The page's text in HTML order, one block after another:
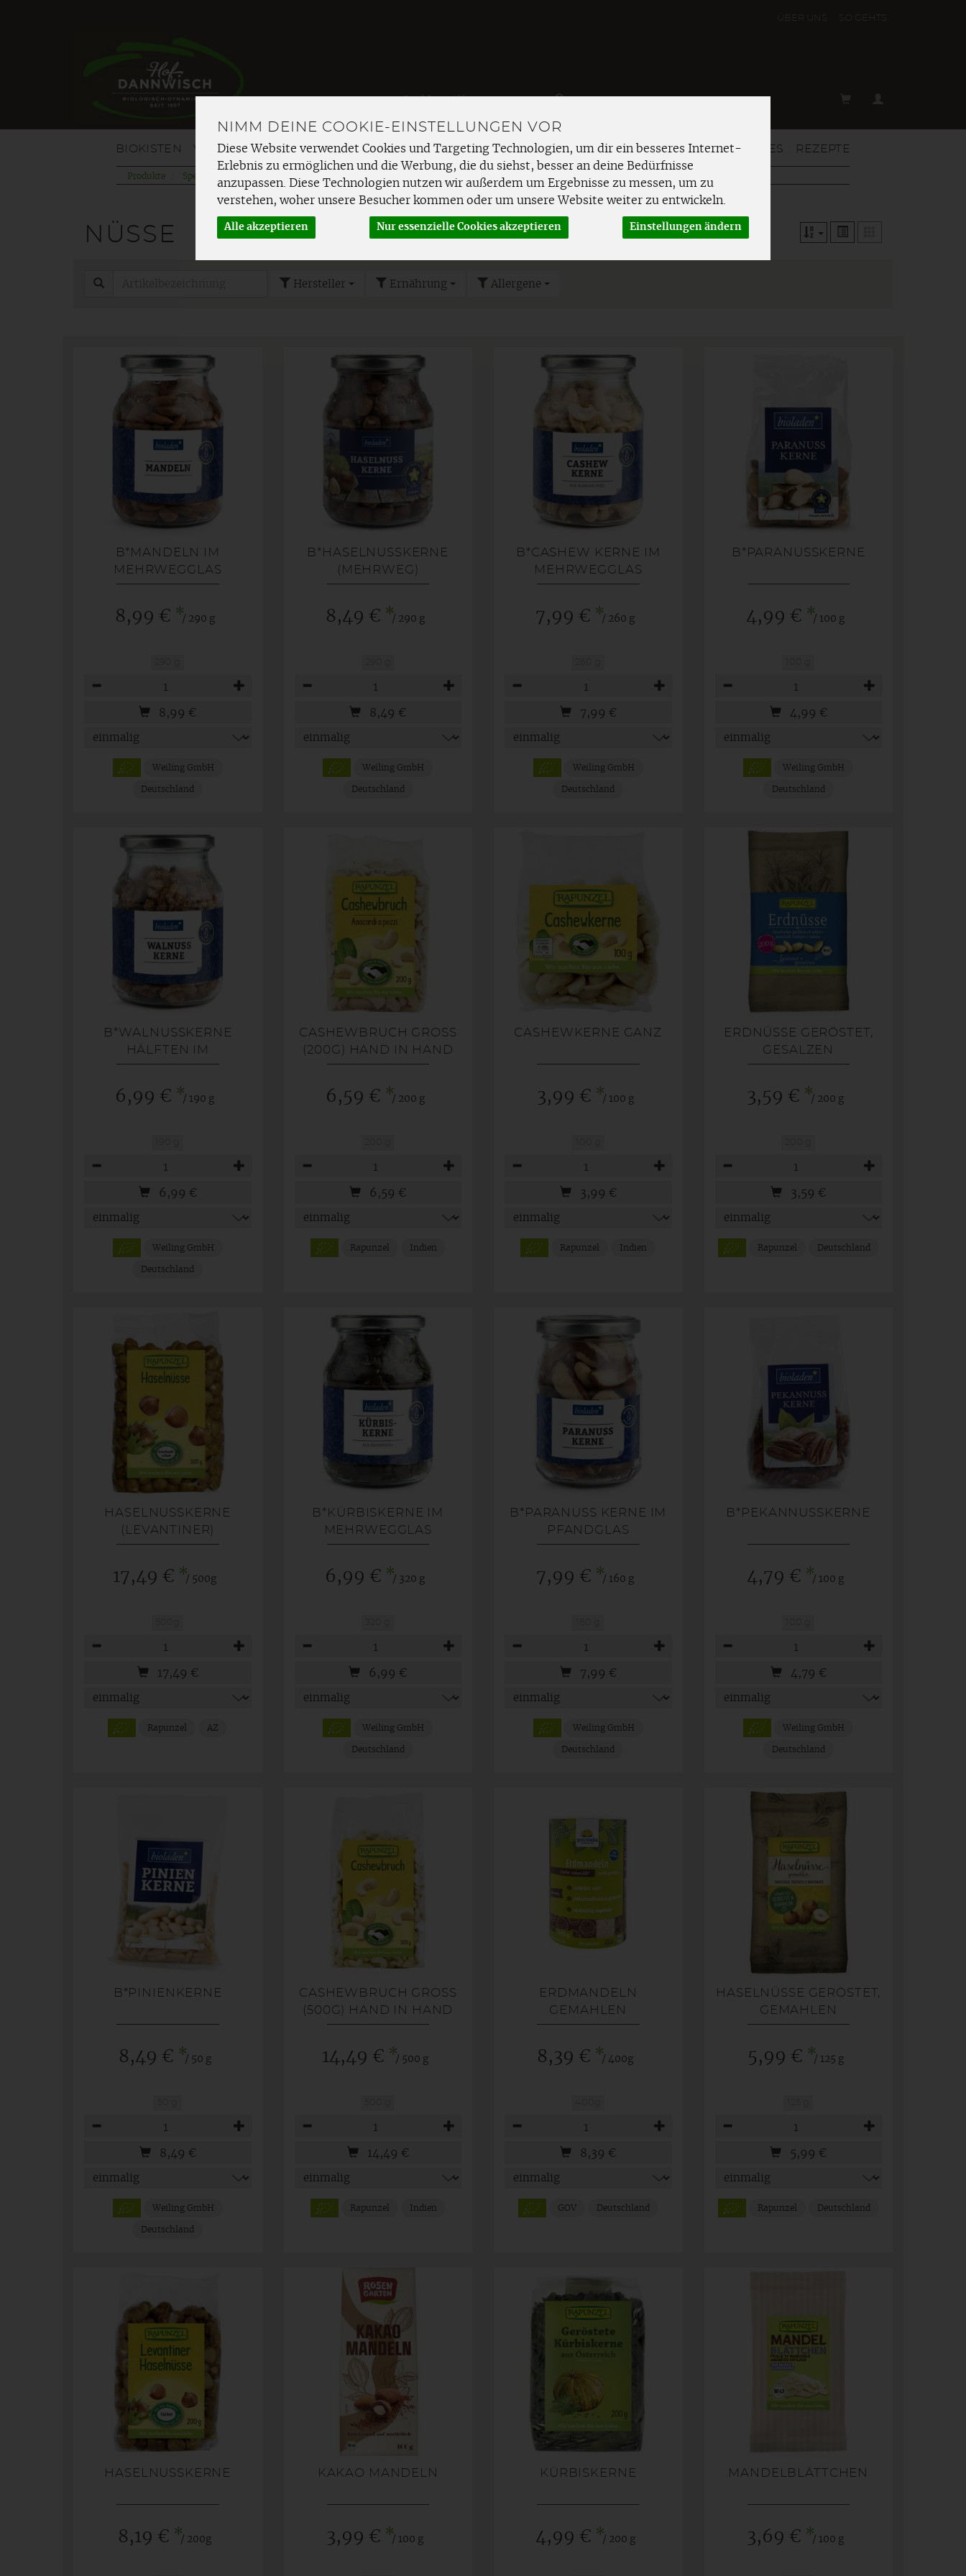
NIMM DEINE COOKIE-EINSTELLUNGEN VOR
Diese Website verwendet Cookies und Targeting Technologien, um dir ein besseres Internet-
Erlebnis zu ermöglichen und die Werbung, die du siehst, besser an deine Bedürfnisse
anzupassen. Diese Technologien nutzen wir außerdem um Ergebnisse zu messen, um zu
verstehen, woher unsere Besucher kommen oder um unsere Website weiter zu entwickeln.
Alle akzeptieren Nur essenzielle Cookies akzeptieren Einstellungen ändern
BIOKISTEN VOM HOF OBST GEMÜSE FRISCHETHEKE SPEISEKAMMER HAUSHALT & MEHR AKTUELLES REZEPTE
Produkte Speisekammer Nüsse & Trockenobst Nüsse
NÜSSE
Hersteller Ernährung Allergene
B*MANDELN IM
MEHRWEGGLAS
8,99 € */ 290 g
8,99 €
Weiling GmbH
Deutschland
B*HASELNUSSKERNE
(MEHRWEG)
8,49 € */ 290 g
8,49 €
Weiling GmbH
Deutschland
B*CASHEW KERNE IM
MEHRWEGGLAS
7,99 € */ 260 g
7,99 €
Weiling GmbH
Deutschland
B*PARANUSSKERNE
4,99 € */ 100 g
4,99 €
Weiling GmbH
Deutschland
B*WALNUSSKERNE
HÄLFTEN IM
MEHRWEGGLAS
6,99 € */ 190 g
6,99 €
Weiling GmbH
Deutschland
CASHEWBRUCH GROSS (
200G) HAND IN HAND
6,59 € */ 200 g
6,59 €
Rapunzel Indien
CASHEWKERNE GANZ
3,99 € */ 100 g
3,99 €
Rapunzel Indien
ERDNÜSSE GERÖSTET,
GESALZEN
3,59 € */ 200 g
3,59 €
Rapunzel Deutschland
HASELNUSSKERNE (
LEVANTINER)
17,49 € */ 500g
17,49 €
Rapunzel AZ
B*KÜRBISKERNE IM
MEHRWEGGLAS
6,99 € */ 320 g
6,99 €
Weiling GmbH
Deutschland
B*PARANUSS KERNE IM
PFANDGLAS
7,99 € */ 160 g
7,99 €
Weiling GmbH
Deutschland
B*PEKANNUSSKERNE
4,79 € */ 100 g
4,79 €
Weiling GmbH
Deutschland
B*PINIENKERNE
8,49 € */ 50 g
8,49 €
Weiling GmbH
Deutschland
CASHEWBRUCH GROSS (
500G) HAND IN HAND
14,49 € */ 500 g
14,49 €
Rapunzel Indien
ERDMANDELN
GEMAHLEN
8,39 € */ 400g
8,39 €
GOV Deutschland
HASELNÜSSE GERÖSTET,
GEMAHLEN
5,99 € */ 125 g
5,99 €
Rapunzel Deutschland
HASELNUSSKERNE
8,19 € */ 200g
KAKAO MANDELN
3,99 € */ 100 g
KÜRBISKERNE
4,99 € */ 200 g
MANDELBLÄTTCHEN
3,69 € */ 100 g